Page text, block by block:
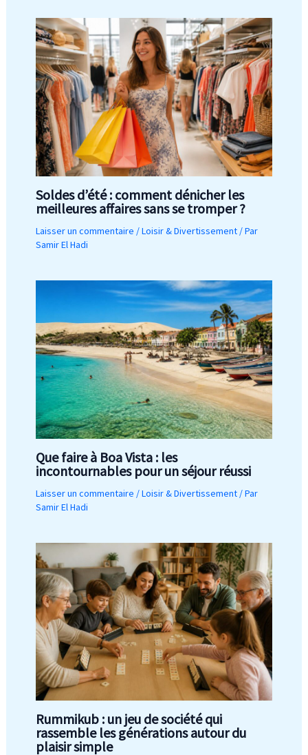
Soldes d’été : comment dénicher les
meilleures affaires sans se tromper ?
Laisser un commentaire /Loisir & Divertissement/ Par
Samir El Hadi
Que faire à Boa Vista : les
incontournables pour un séjour réussi
Laisser un commentaire /Loisir & Divertissement/ Par
Samir El Hadi
Rummikub : un jeu de société qui
rassemble les générations autour du
plaisir simple